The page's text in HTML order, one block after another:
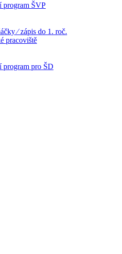
program ŠVP
⁄ zápis do 1. roč.
pracoviště
program pro ŠD